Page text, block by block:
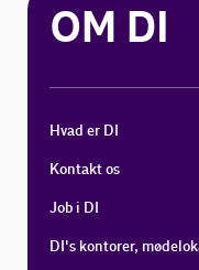
OM DI
Hvad er DI
Kontakt os
Job i DI
DI's kontorer,